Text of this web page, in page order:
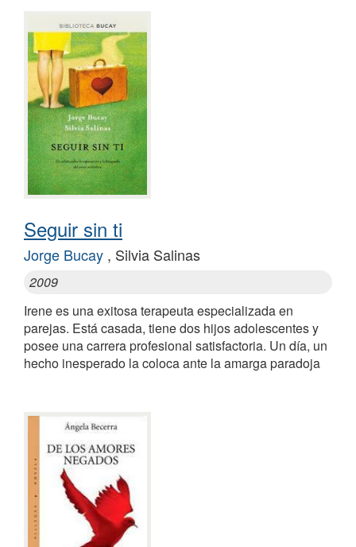
Seguir sin ti
Jorge Bucay , Silvia Salinas
2009
Irene es una exitosa terapeuta especializada en
parejas. Está casada, tiene dos hijos adolescentes y
posee una carrera profesional satisfactoria. Un día, un
hecho inesperado la coloca ante la amarga paradoja